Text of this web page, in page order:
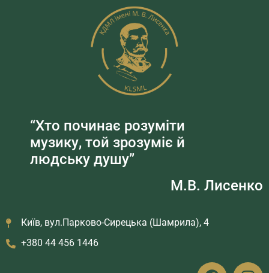
“Хто починає розуміти
музику, той зрозуміє й
людську душу”
М.В. Лисенко
Київ, вул.Парково-Сирецька (Шамрила), 4
+380 44 456 1446